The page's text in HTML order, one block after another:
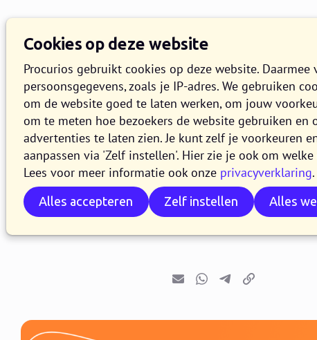
Cookies op deze website
Procurios gebruikt cookies op deze website. Daarmee
persoonsgegevens, zoals je IP-adres. We gebruiken
om de website goed te laten werken, om jouw
om te meten hoe bezoekers de website gebruiken en
advertenties te laten zien. Je kunt zelf je voorkeuren
aanpassen via 'Zelf instellen'. Hier zie je ook om
Lees voor meer informatie ook onze privacyverklaring.
Alles accepteren Zelf instellen Alles
Release
7 JANUARI 2025 4 MINUTEN
Vanaf 7 januari
release 2025.01. In
E-mailWhatsapp
TelegramKopieer link